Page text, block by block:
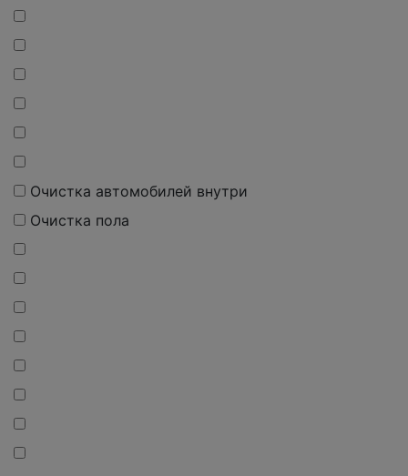
Очистка автомобилей внутри
Очистка пола